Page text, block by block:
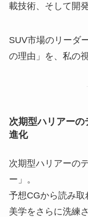
載技術、そして開
SUV市場のリーダ
の理由」を、私の
次期型ハリアー
進化
次期型ハリアーの
ー」。
予想CGから読み
美学をさらに洗練